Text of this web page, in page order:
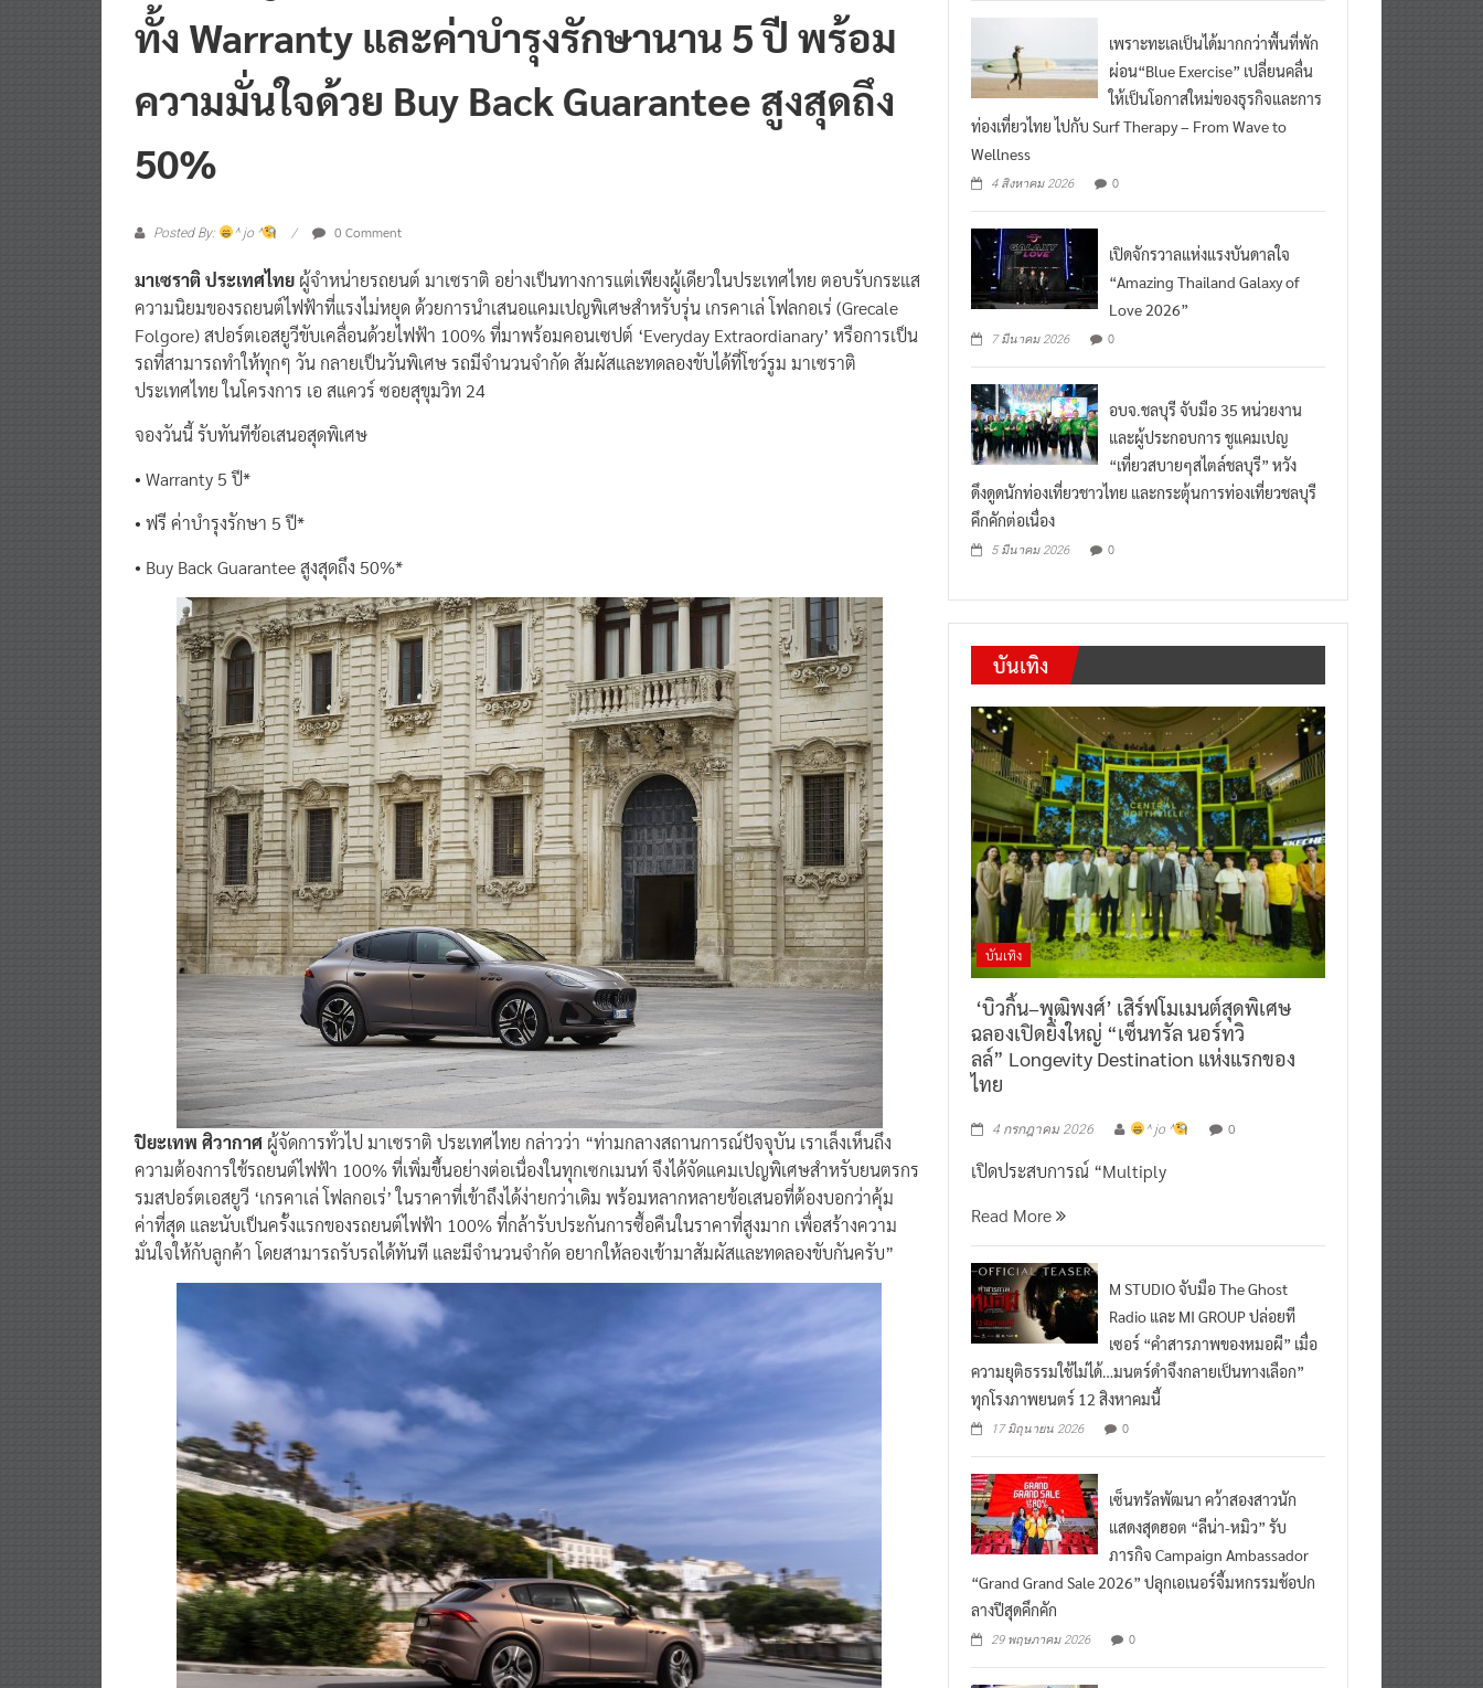
ทั้ง Warranty และค่าบำรุงรักษานาน 5 ปี พร้อม
ความมั่นใจด้วย Buy Back Guarantee สูงสุดถึง
50%
Posted By: ^ jo ^ 0 Comment
มาเซราติ ประเทศไทย ผู้จำหน่ายรถยนต์ มาเซราติ อย่างเป็นทางการแต่เพียงผู้เดียวในประเทศไทย ตอบรับกระแส
ความนิยมของรถยนต์ไฟฟ้าที่แรงไม่หยุด ด้วยการนำเสนอแคมเปญพิเศษสำหรับรุ่น เกรคาเล่ โฟลกอเร่ (Grecale
Folgore) สปอร์ตเอสยูวีขับเคลื่อนด้วยไฟฟ้า 100% ที่มาพร้อมคอนเซปต์ ‘Everyday Extraordianary’ หรือการเป็น
รถที่สามารถทำให้ทุกๆ วัน กลายเป็นวันพิเศษ รถมีจำนวนจำกัด สัมผัสและทดลองขับได้ที่โชว์รูม มาเซราติ
ประเทศไทย ในโครงการ เอ สแควร์ ซอยสุขุมวิท 24
จองวันนี้ รับทันทีข้อเสนอสุดพิเศษ
• Warranty 5 ปี*
• ฟรี ค่าบำรุงรักษา 5 ปี*
• Buy Back Guarantee สูงสุดถึง 50%*
ปิยะเทพ ศิวากาศ ผู้จัดการทั่วไป มาเซราติ ประเทศไทย กล่าวว่า “ท่ามกลางสถานการณ์ปัจจุบัน เราเล็งเห็นถึง
ความต้องการใช้รถยนต์ไฟฟ้า 100% ที่เพิ่มขึ้นอย่างต่อเนื่องในทุกเซกเมนท์ จึงได้จัดแคมเปญพิเศษสำหรับยนตรกร
รมสปอร์ตเอสยูวี ‘เกรคาเล่ โฟลกอเร่’ ในราคาที่เข้าถึงได้ง่ายกว่าเดิม พร้อมหลากหลายข้อเสนอที่ต้องบอกว่าคุ้ม
ค่าที่สุด และนับเป็นครั้งแรกของรถยนต์ไฟฟ้า 100% ที่กล้ารับประกันการซื้อคืนในราคาที่สูงมาก เพื่อสร้างความ
มั่นใจให้กับลูกค้า โดยสามารถรับรถได้ทันที และมีจำนวนจำกัด อยากให้ลองเข้ามาสัมผัสและทดลองขับกันครับ”
เพราะทะเลเป็นได้มากกว่าพื้นที่พัก
ผ่อน“Blue Exercise” เปลี่ยนคลื่น
ให้เป็นโอกาสใหม่ของธุรกิจและการ
ท่องเที่ยวไทย ไปกับ Surf Therapy – From Wave to
Wellness
4 สิงหาคม 2026 0
เปิดจักรวาลแห่งแรงบันดาลใจ
“Amazing Thailand Galaxy of
Love 2026”
7 มีนาคม 2026 0
อบจ.ชลบุรี จับมือ 35 หน่วยงาน
และผู้ประกอบการ ชูแคมเปญ
“เที่ยวสบายๆสไตล์ชลบุรี” หวัง
ดึงดูดนักท่องเที่ยวชาวไทย และกระตุ้นการท่องเที่ยวชลบุรี
คึกคักต่อเนื่อง
5 มีนาคม 2026 0
บันเทิง
บันเทิง
‘บิวกิ้น–พุฒิพงศ์’ เสิร์ฟโมเมนต์สุดพิเศษ
ฉลองเปิดยิ่งใหญ่ “เซ็นทรัล นอร์ทวิ
ลล์” Longevity Destination แห่งแรกของ
ไทย
4 กรกฎาคม 2026 ^ jo ^ 0
เปิดประสบการณ์ “Multiply
Read More
M STUDIO จับมือ The Ghost
Radio และ MI GROUP ปล่อยที
เซอร์ “คำสารภาพของหมอผี” เมื่อ
ความยุติธรรมใช้ไม่ได้…มนตร์ดำจึงกลายเป็นทางเลือก”
ทุกโรงภาพยนตร์ 12 สิงหาคมนี้
17 มิถุนายน 2026 0
เซ็นทรัลพัฒนา คว้าสองสาวนัก
แสดงสุดฮอต “ลีน่า-หมิว” รับ
ภารกิจ Campaign Ambassador
“Grand Grand Sale 2026” ปลุกเอเนอร์จี้มหกรรมช้อปก
ลางปีสุดคึกคัก
29 พฤษภาคม 2026 0